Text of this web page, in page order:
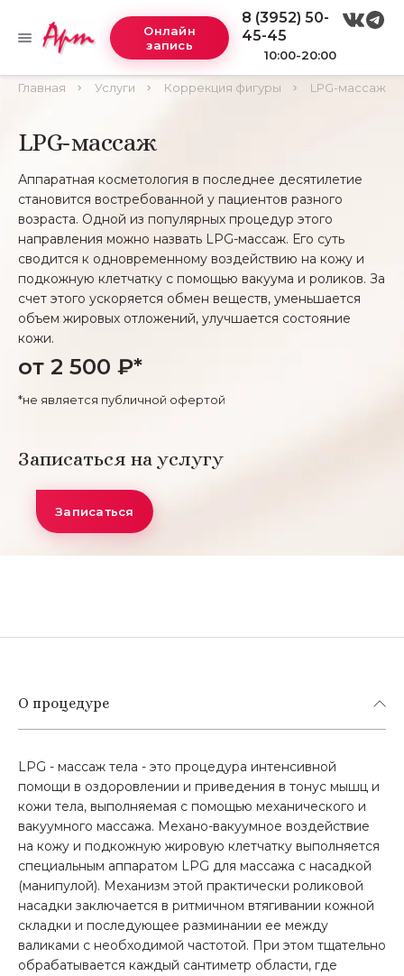
Онлайн
запись
8 (3952) 50-
45-45
10:00-20:00
Главная Услуги Коррекция фигуры LPG-массаж
LPG-массаж
Аппаратная косметология в последнее десятилетие
становится востребованной у пациентов разного
возраста. Одной из популярных процедур этого
направления можно назвать LPG-массаж. Его суть
сводится к одновременному воздействию на кожу и
подкожную клетчатку с помощью вакуума и роликов. За
счет этого ускоряется обмен веществ, уменьшается
объем жировых отложений, улучшается состояние
кожи.
от 2 500 ₽*
*не является публичной офертой
Записаться на услугу
Записаться
О процедуре
LPG - массаж тела - это процедура интенсивной
помощи в оздоровлении и приведения в тонус мышц и
кожи тела, выполняемая с помощью механического и
вакуумного массажа. Механо-вакуумное воздействие
на кожу и подкожную жировую клетчатку выполняется
специальным аппаратом LPG для массажа с насадкой
(манипулой). Механизм этой практически роликовой
насадки заключается в ритмичном втягивании кожной
складки и последующее разминании ее между
валиками с необходимой частотой. При этом тщательно
обрабатывается каждый сантиметр области, где